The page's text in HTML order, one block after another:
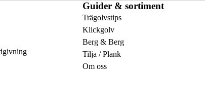
Guider & sortiment
Trägolvstips
Klickgolv
Berg & Berg
Tilja / Plank
Om oss